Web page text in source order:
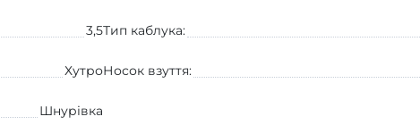
3,5Тип каблука:
ХутроНосок взуття:
Шнурівка